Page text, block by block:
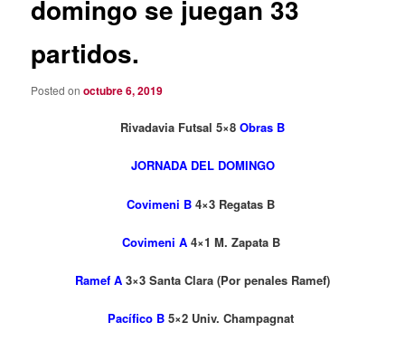
domingo se juegan 33
partidos.
Posted onoctubre 6, 2019
Rivadavia Futsal 5×8 Obras B
JORNADA DEL DOMINGO
Covimeni B 4×3 Regatas B
Covimeni A4×1 M. Zapata B
Ramef A 3×3 Santa Clara (Por penales Ramef)
Pacífico B 5×2 Univ. Champagnat